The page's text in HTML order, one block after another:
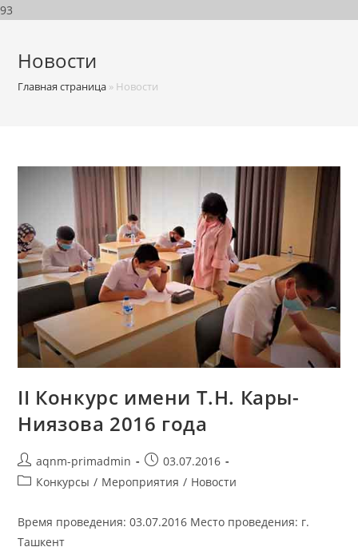
93
Новости
Главная страница » Новости
II Конкурс имени Т.Н. Кары-
Ниязова 2016 года
aqnm-primadmin
03.07.2016
Конкурсы / Мероприятия / Новости
Время проведения: 03.07.2016 Место проведения: г.
Ташкент